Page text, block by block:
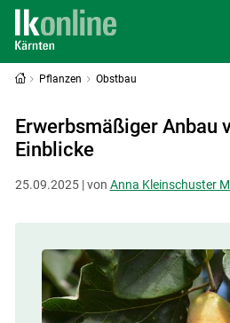
Pflanzen Obstbau
Erwerbsmäßiger Anbau
Einblicke
25.09.2025 | von Anna Kleinschuster